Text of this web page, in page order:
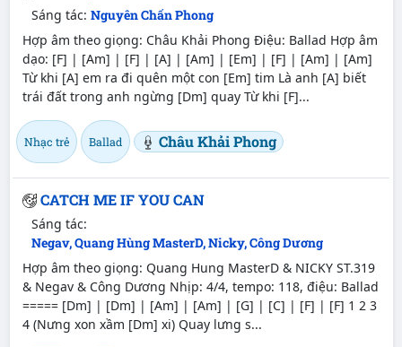
Sáng tác: Nguyên Chấn Phong
Hợp âm theo giọng: Châu Khải Phong Điệu: Ballad Hợp âm
dạo: [F] | [Am] | [F] | [A] | [Am] | [Em] | [F] | [Am] | [Am]
Từ khi [A] em ra đi quên một con [Em] tim Là anh [A] biết
trái đất trong anh ngừng [Dm] quay Từ khi [F]...
Nhạc trẻ Ballad Châu Khải Phong
CATCH ME IF YOU CAN
Sáng tác:
Negav, Quang Hùng MasterD, Nicky, Công Dương
Hợp âm theo giọng: Quang Hung MasterD & NICKY ST.319
& Negav & Công Dương Nhịp: 4/4, tempo: 118, điệu: Ballad
===== [Dm] | [Dm] | [Am] | [Am] | [G] | [C] | [F] | [F] 1 2 3
4 (Nưng xon xầm [Dm] xi) Quay lưng s...